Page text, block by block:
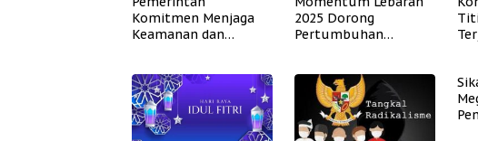
Komitmen Menjaga
Keamanan dan
2025 Dorong
Pertumbuhan